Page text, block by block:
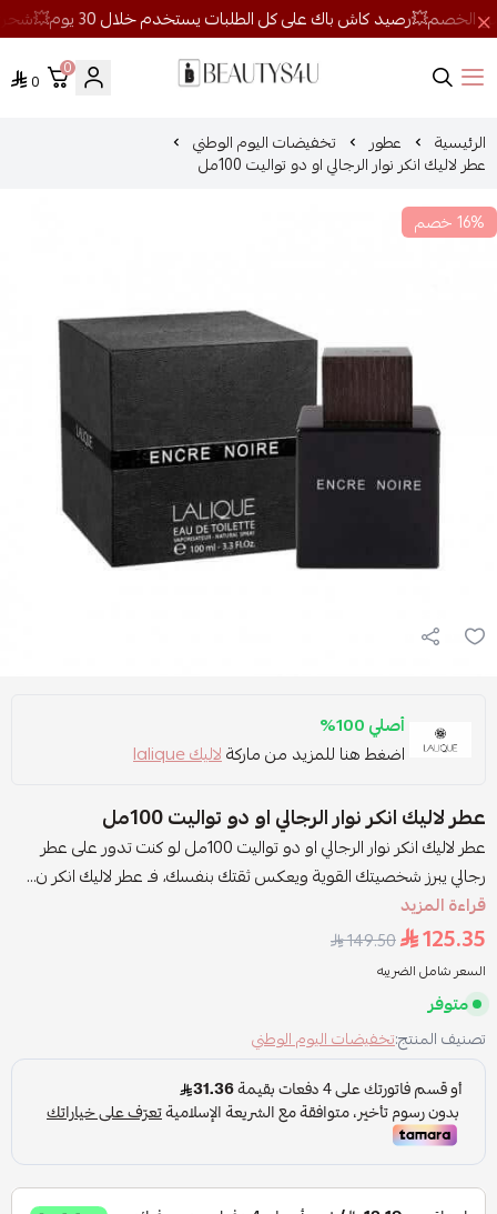
روائح الجمال
0
0
الرئيسية عطور تخفيضات اليوم الوطني
عطر لاليك انكر نوار الرجالي او دو تواليت 100مل
16% خصم
أصلي 100%
اضغط هنا للمزيد من ماركةلاليك lalique
عطر لاليك انكر نوار الرجالي او دو تواليت 100مل
عطر لاليك انكر نوار الرجالي او دو تواليت 100مل لو كنت تدور على عطر
رجالي يبرز شخصيتك القوية ويعكس ثقتك بنفسك، فـ عطر لاليك انكر ن...
قراءة المزيد
125.35
149.50
السعر شامل الضريبه
متوفر
تصنيف المنتج:تخفيضات اليوم الوطني